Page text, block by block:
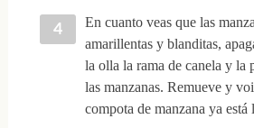
En cuanto veas que las
amarillentas y blanditas,
la olla la rama de canela y la
las manzanas. Remueve y
compota de manzana ya está